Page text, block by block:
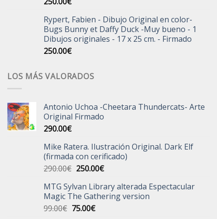
Rypert, Fabien - Dibujo Original en color-
Bugs Bunny et Daffy Duck -Muy bueno - 1
Dibujos originales - 17 x 25 cm. - Firmado
250.00€
LOS MÁS VALORADOS
Antonio Uchoa -Cheetara Thundercats- Arte
Original Firmado
290.00€
Mike Ratera. Ilustración Original. Dark Elf
(firmada con cerificado)
290.00€ El
original
era:
290.00€.
250.00€El
actual
es:
MTG Sylvan Library alterada Espectacular
Magic The Gathering version
99.00€ El
75.00€El